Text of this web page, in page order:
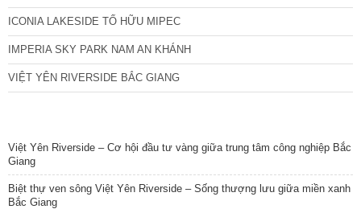
ICONIA LAKESIDE TỐ HỮU MIPEC
IMPERIA SKY PARK NAM AN KHÁNH
VIỆT YÊN RIVERSIDE BẮC GIANG
Việt Yên Riverside – Cơ hội đầu tư vàng giữa trung tâm công nghiệp Bắc
Giang
Biệt thự ven sông Việt Yên Riverside – Sống thượng lưu giữa miền xanh
Bắc Giang